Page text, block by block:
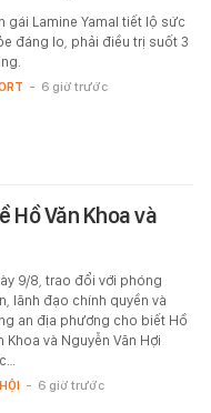
gái Lamine Yamal tiết lộ sức
đáng lo, phải điều trị suốt 3
- 6 giờ trước
Hồ Văn Khoa và
9/8, trao đổi với phóng
lãnh đạo chính quyền và
an địa phương cho biết Hồ
Khoa và Nguyễn Văn Hợi
- 6 giờ trước